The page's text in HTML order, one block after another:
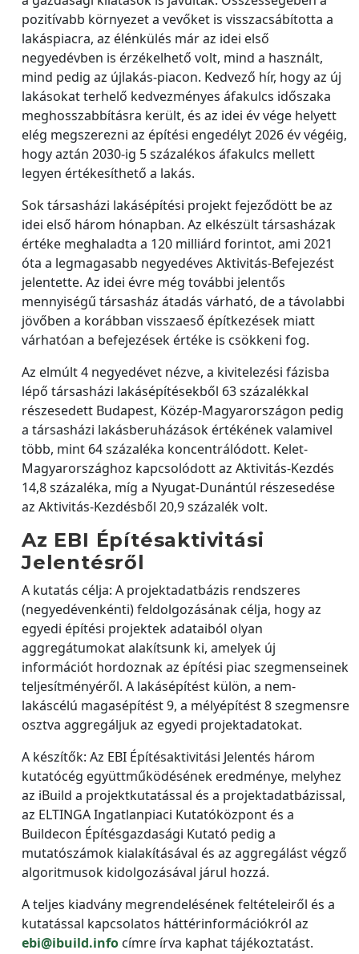
pozitívabb környezet a vevőket is visszacsábította a
lakáspiacra, az élénkülés már az idei első
negyedévben is érzékelhető volt, mind a használt,
mind pedig az újlakás-piacon. Kedvező hír, hogy az új
lakásokat terhelő kedvezményes áfakulcs időszaka
meghosszabbításra került, és az idei év vége helyett
elég megszerezni az építési engedélyt 2026 év végéig,
hogy aztán 2030-ig 5 százalékos áfakulcs mellett
legyen értékesíthető a lakás.
Sok társasházi lakásépítési projekt fejeződött be az
idei első három hónapban. Az elkészült társasházak
értéke meghaladta a 120 milliárd forintot, ami 2021
óta a legmagasabb negyedéves Aktivitás-Befejezést
jelentette. Az idei évre még további jelentős
mennyiségű társasház átadás várható, de a távolabbi
jövőben a korábban visszaeső építkezések miatt
várhatóan a befejezések értéke is csökkeni fog.
Az elmúlt 4 negyedévet nézve, a kivitelezési fázisba
lépő társasházi lakásépítésekből 63 százalékkal
részesedett Budapest, Közép-Magyarországon pedig
a társasházi lakásberuházások értékének valamivel
több, mint 64 százaléka koncentrálódott. Kelet-
Magyarországhoz kapcsolódott az Aktivitás-Kezdés
14,8 százaléka, míg a Nyugat-Dunántúl részesedése
az Aktivitás-Kezdésből 20,9 százalék volt.
Az EBI Építésaktivitási
Jelentésről
A kutatás célja: A projektadatbázis rendszeres
(negyedévenkénti) feldolgozásának célja, hogy az
egyedi építési projektek adataiból olyan
aggregátumokat alakítsunk ki, amelyek új
információt hordoznak az építési piac szegmenseinek
teljesítményéről. A lakásépítést külön, a nem-
lakáscélú magasépítést 9, a mélyépítést 8 szegmensre
osztva aggregáljuk az egyedi projektadatokat.
A készítők: Az EBI Építésaktivitási Jelentés három
kutatócég együttműködésének eredménye, melyhez
az iBuild a projektkutatással és a projektadatbázissal,
az ELTINGA Ingatlanpiaci Kutatóközpont és a
Buildecon Építésgazdasági Kutató pedig a
mutatószámok kialakításával és az aggregálást végző
algoritmusok kidolgozásával járul hozzá.
A teljes kiadvány megrendelésének feltételeiről és a
kutatással kapcsolatos háttérinformációkról az
ebi@ibuild.info címre írva kaphat tájékoztatást.